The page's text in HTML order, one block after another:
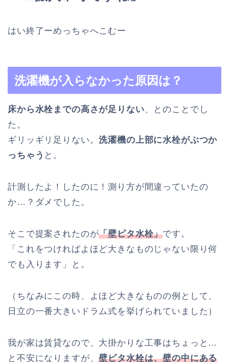
はい終了ーめっちゃへこむー
洗濯機が入らなかった原因は？
床から水栓までの高さが足りない、とのことでし
た。
ギリッギリ足りない。洗濯機の上部に水栓がぶつか
っちゃう と。
計測したよ！したのに！測り方が間違っていたの
か…？ダメでした。
そこで提案されたのが「壁ピタ水栓」です。
「これをつければよほど大きなものじゃない限り何
でも入ります」と。
（ちなみにこの時、よほど大きなものの例として、
日立の一番大きいドラム式を挙げられていました）
我が家は賃貸なので、大掛かりな工事はちょっと…
と不安になりますが、壁ピタ水栓は、壁の中にある